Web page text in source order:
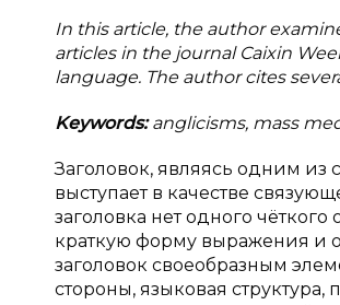
In this article, the author
articles in the journal Caixin
language. The author cites
Keywords:anglicisms, mass
Заголовок, являясь одним из
выступает в качестве
заголовка нет одного
краткую форму выражения и
заголовок своеобразным
стороны, языковая